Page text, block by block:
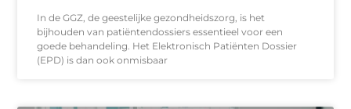
In de GGZ, de geestelijke gezondheidszorg, is het
bijhouden van patiëntendossiers essentieel voor een
goede behandeling. Het Elektronisch Patiënten Dossier
(EPD) is dan ook onmisbaar